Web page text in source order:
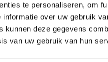
te personaliseren, om
over uw gebruik
kunnen deze gegevens
van uw gebruik van hun